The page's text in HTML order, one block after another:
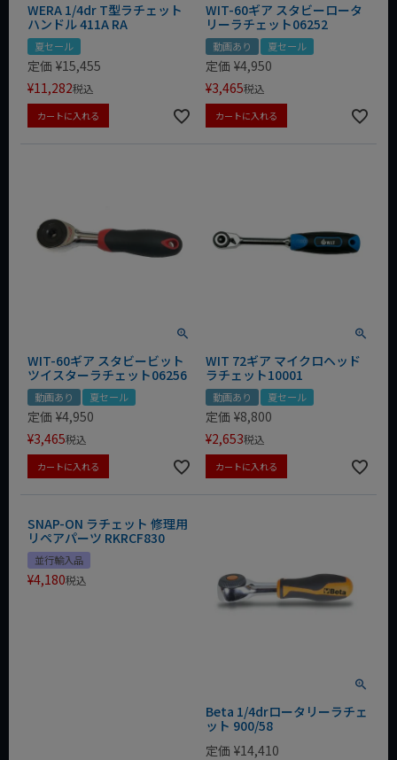
WERA 1/4dr T型ラチェット
ハンドル 411A RA
夏セール
定価 ¥15,455
¥11,282税込
カートに入れる
WIT-60ギア スタビーロータ
リーラチェット06252
動画あり 夏セール
定価 ¥4,950
¥3,465税込
カートに入れる
WIT-60ギア スタビービット
ツイスターラチェット06256
動画あり 夏セール
定価 ¥4,950
¥3,465税込
カートに入れる
WIT 72ギア マイクロヘッド
ラチェット10001
動画あり 夏セール
定価 ¥8,800
¥2,653税込
カートに入れる
SNAP-ON ラチェット 修理用
リペアパーツ RKRCF830
並行輸入品
¥4,180税込
Beta 1/4drロータリーラチェ
ット 900/58
定価 ¥14,410